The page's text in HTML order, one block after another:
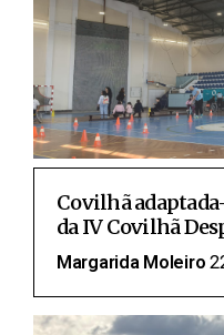
Covilhã
da IV Covilhã
Margarida Moleiro